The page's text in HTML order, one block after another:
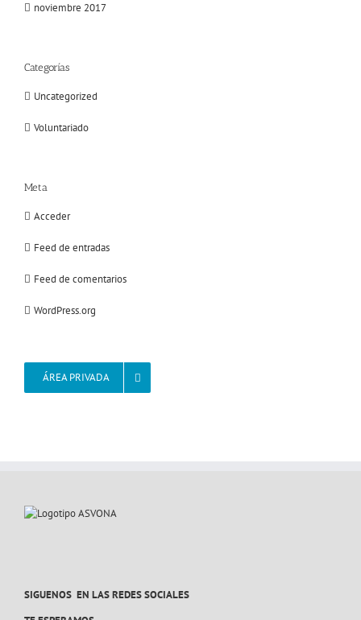
noviembre 2017
Categorías
Uncategorized
Voluntariado
Meta
Acceder
Feed de entradas
Feed de comentarios
WordPress.org
ÁREA PRIVADA
SIGUENOS EN LAS REDES SOCIALES